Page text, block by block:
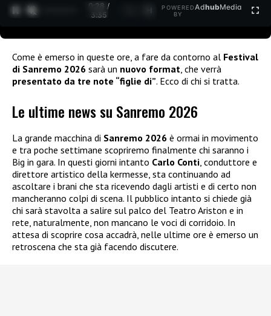
0:30 /
3:35
POWERED
BY
AdhubMedia
Come è emerso in queste ore, a fare da contorno al Festival
di Sanremo 2026 sarà un nuovo format , che verrà
presentato da tre note “figlie di”. Ecco di chi si tratta.
Le ultime news su Sanremo 2026
La grande macchina di Sanremo 2026 è ormai in movimento
e tra poche settimane scopriremo finalmente chi saranno i
Big in gara. In questi giorni intanto Carlo Conti, conduttore e
direttore artistico della kermesse, sta continuando ad
ascoltare i brani che sta ricevendo dagli artisti e di certo non
mancheranno colpi di scena. Il pubblico intanto si chiede già
chi sarà stavolta a salire sul palco del Teatro Ariston e in
rete, naturalmente, non mancano le voci di corridoio. In
attesa di scoprire cosa accadrà, nelle ultime ore è emerso un
retroscena che sta già facendo discutere.